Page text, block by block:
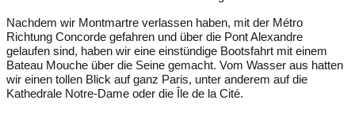
Nachdem wir Montmartre verlassen haben, mit der Métro
Richtung Concorde gefahren und über die Pont Alexandre
gelaufen sind, haben wir eine einstündige Bootsfahrt mit einem
Bateau Mouche über die Seine gemacht. Vom Wasser aus hatten
wir einen tollen Blick auf ganz Paris, unter anderem aufdie
Kathedrale Notre-Dame oder die e de la Cité.